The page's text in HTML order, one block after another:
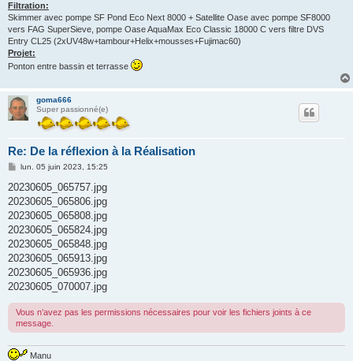
Filtration:
Skimmer avec pompe SF Pond Eco Next 8000 + Satellite Oase avec pompe SF8000
vers FAG SuperSieve, pompe Oase AquaMax Eco Classic 18000 C vers filtre DVS
Entry CL25 (2xUV48w+tambour+Helix+mousses+Fujimac60)
Projet:
Ponton entre bassin et terrasse
goma666
Super passionné(e)
Re: De la réflexion à la Réalisation
M
s
a
g
lun. 05 juin 2023, 15:25
20230605_065757.jpg
20230605_065806.jpg
20230605_065808.jpg
20230605_065824.jpg
20230605_065848.jpg
20230605_065913.jpg
20230605_065936.jpg
20230605_070007.jpg
Vous n’avez pas les permissions nécessaires pour voir les fichiers joints à ce
message.
Manu